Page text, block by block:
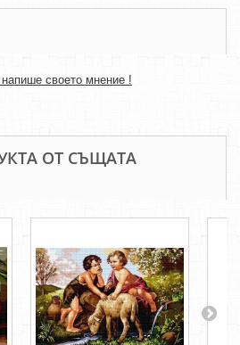
своето мнение !
ОТ СЪЩАТА